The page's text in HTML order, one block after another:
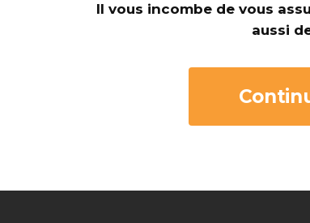
Il vous incombe de vous
aussi